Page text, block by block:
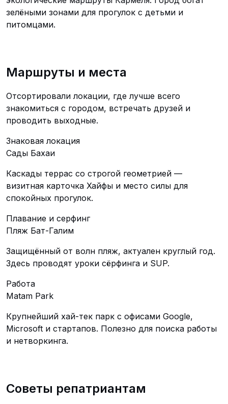
зелёными зонами для прогулок с детьми и
питомцами.
Маршруты и места
Отсортировали локации, где лучше всего
знакомиться с городом, встречать друзей и
проводить выходные.
Знаковая локация
Сады Бахаи
Каскады террас со строгой геометрией —
визитная карточка Хайфы и место силы для
спокойных прогулок.
Плавание и серфинг
Пляж Бат-Галим
Защищённый от волн пляж, актуален круглый год.
Здесь проводят уроки сёрфинга и SUP.
Работа
Matam Park
Крупнейший хай-тек парк с офисами Google,
Microsoft и стартапов. Полезно для поиска работы
и нетворкинга.
Советы репатриантам